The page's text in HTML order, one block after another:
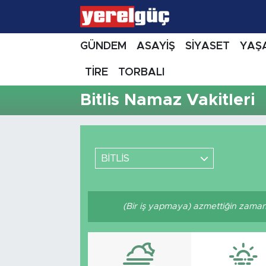
GÜNDEM ASAYİŞ SİYASET
TİRE TORBALI
Bitlis Namaz Vakitleri
BİTLİS
(Bir iş yapmaya) azmettiğin